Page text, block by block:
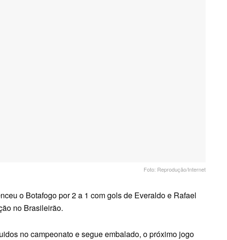
Foto: Reprodução/Internet
o Botafogo por 2 a 1 com gols de Everaldo e Rafael
no Brasileirão.
no campeonato e segue embalado, o próximo jogo